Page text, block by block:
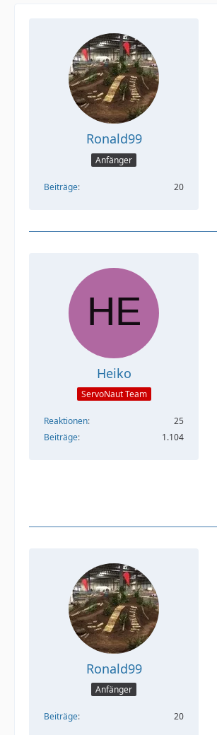
Ronald99
Anfänger
Beiträge 20
Heiko
ServoNaut Team
Reaktionen
25
Beiträge
1.104
Ronald99
Anfänger
Beiträge 20